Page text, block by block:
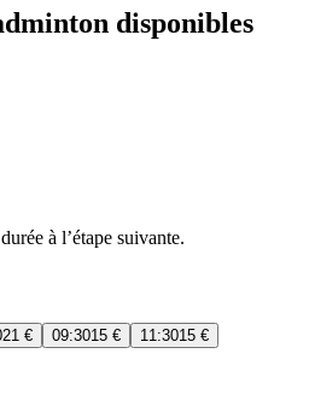
disponibles
à l’étape suivante.
21 € 09:3015 € 11:3015 €